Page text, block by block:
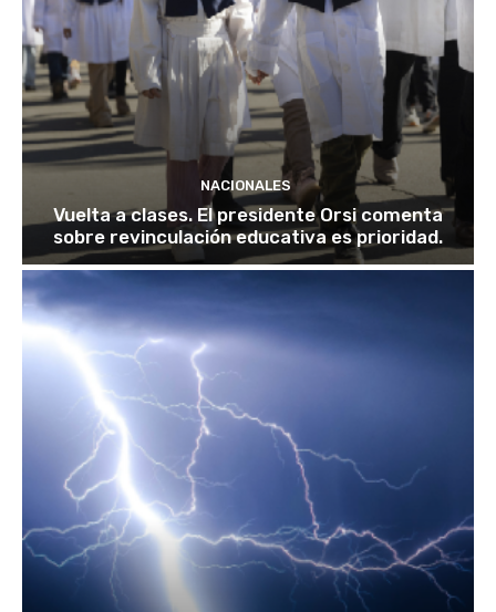
NACIONALES
Vuelta a clases. El presidente Orsi comenta
sobre revinculación educativa es prioridad.